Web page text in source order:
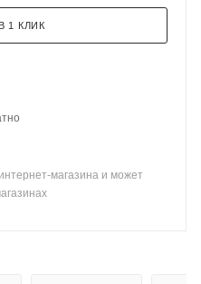
1 КЛИК
магазина и может